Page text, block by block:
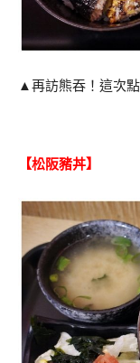
▲再訪熊吞！這次
【松阪豬丼】